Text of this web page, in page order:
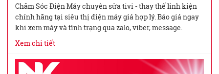
Chăm Sóc Điện Máy chuyên sửa tivi - thay thế linh kiện
chính hãng tại siêu thị điện máy giá hợp lý. Báo giá ngay
khi xem máy và tình trạng qua zalo, viber, message.
Xem chi tiết